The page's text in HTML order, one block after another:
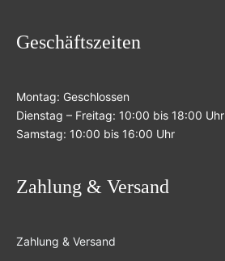
Geschäftszeiten
Montag: Geschlossen
Dienstag – Freitag: 10:00 bis 18:00 Uhr
Samstag: 10:00 bis 16:00 Uhr
Zahlung & Versand
Zahlung & Versand